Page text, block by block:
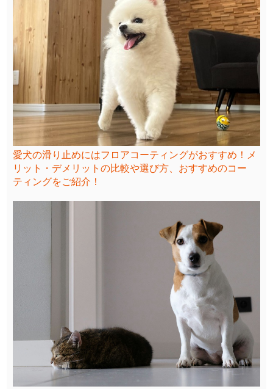
愛犬の滑り止めにはフロアコーティングがおすすめ！メ
リット・デメリットの比較や選び方、おすすめのコー
ティングをご紹介！